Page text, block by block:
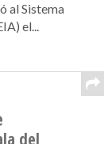
al Sistema
el...
del